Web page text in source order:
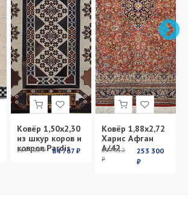
Ковёр 1,50х2,30
из шкур коров и
ковров Pardis
269 100 ₽ 84 767 ₽
Ковёр 1,88х2,72
Харис Афган
А/42
899 012
₽
253 300
₽